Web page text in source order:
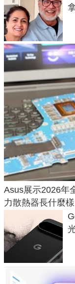
Asus展示2026年
力散熱器長什麼樣